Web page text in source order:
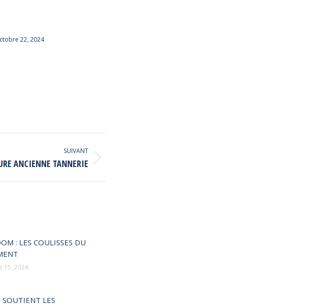
22, 2024
SUIVANT
ANCIENNE TANNERIE
: LES COULISSES DU
15, 2024
SOUTIENT LES